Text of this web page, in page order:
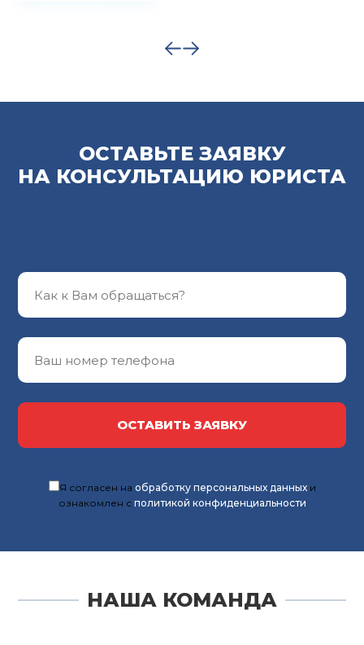
ОСТАВЬТЕ ЗАЯВКУ
НА КОНСУЛЬТАЦИЮ ЮРИСТА
ОСТАВИТЬ ЗАЯВКУ
Я согласен на обработку персональных данныхи
ознакомлен с политикой конфиденциальности
НАША КОМАНДА